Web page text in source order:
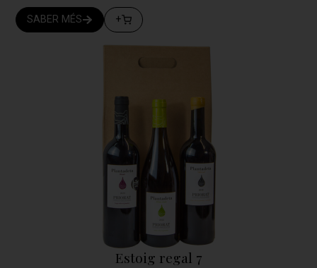
SABER MÉS +
Estoig regal 7